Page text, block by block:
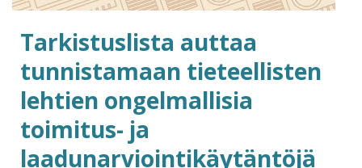
Tarkistuslista auttaa
tunnistamaan tieteellisten
lehtien ongelmallisia
toimitus- ja
laadunarviointikäytäntöjä